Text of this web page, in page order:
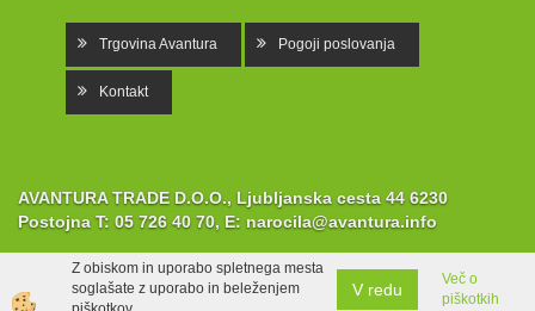
Trgovina Avantura Pogoji poslovanja
Kontakt
AVANTURA TRADE D.O.O., Ljubljanska cesta 44 6230
Postojna T: 05 726 40 70, E: narocila@avantura.info
Izdelava spletne trgovine
Z obiskom in uporabo spletnega mesta
soglašate z uporabo in beleženjem
V redu
Več o
piškotkih